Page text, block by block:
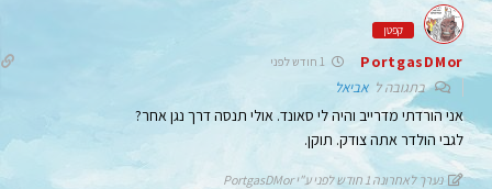
קפטן
PortgasDMor
בתגובה לאביאל
אני הורדתי מדרייב והיה לי סאונד. אולי תנסה דרך נגן אחר?
לגבי הולדר אתה צודק. תוקן.
נערך לאחרונה 1 חודש לפני ע"י PortgasDMor